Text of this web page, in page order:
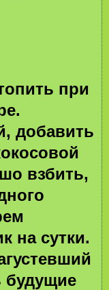
при
добавить
взбить,
на сутки.
будущие